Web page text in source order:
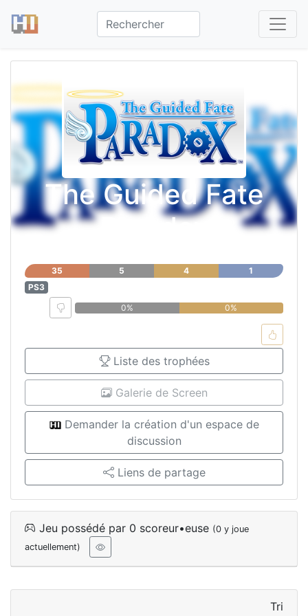
The Guided Fate
Paradox
35 5 4
1
PS3
0%
0%
Liste des trophées
Galerie de Screen
Demander la création d'un espace de
discussion
Liens de partage
Jeu possédé par 0 scoreur•euse (0 y joue
actuellement)
Tri